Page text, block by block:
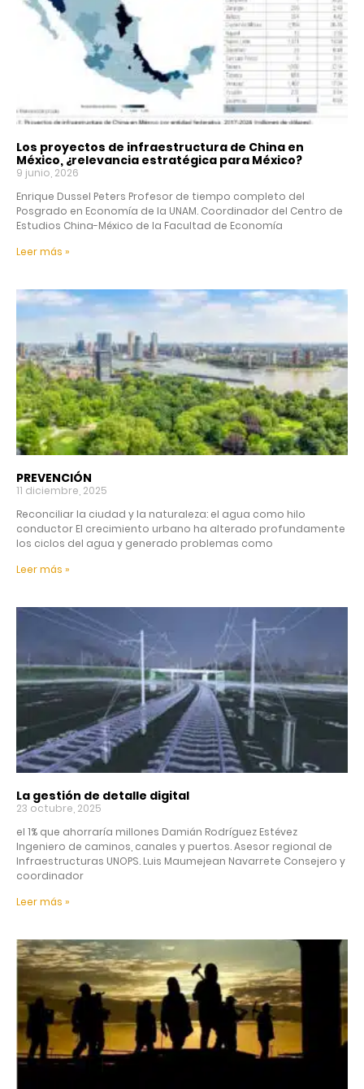
Los proyectos de infraestructura de China en
México, ¿relevancia estratégica para México?
9 junio, 2026
Enrique Dussel Peters Profesor de tiempo completo del
Posgrado en Economía de la UNAM. Coordinador del Centro de
Estudios China-México de la Facultad de Economía
Leer más »
PREVENCIÓN
11 diciembre, 2025
Reconciliar la ciudad y la naturaleza: el agua como hilo
conductor El crecimiento urbano ha alterado profundamente
los ciclos del agua y generado problemas como
Leer más »
La gestión de detalle digital
23 octubre, 2025
el 1% que ahorraría millones Damián Rodríguez Estévez
Ingeniero de caminos, canales y puertos. Asesor regional de
Infraestructuras UNOPS. Luis Maumejean Navarrete Consejero y
coordinador
Leer más »